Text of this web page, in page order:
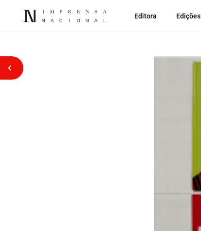
Editora Edições
Voltar atrás